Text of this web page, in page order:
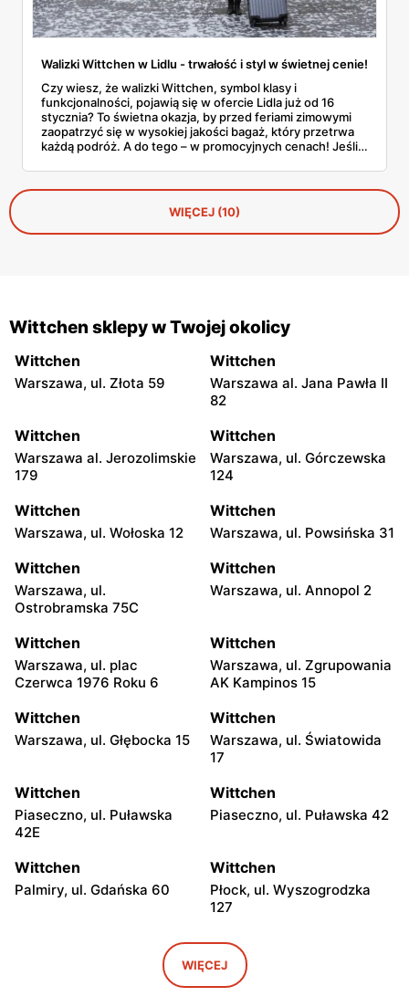
Walizki Wittchen w Lidlu - trwałość i styl w świetnej cenie!
Czy wiesz, że walizki Wittchen, symbol klasy i
funkcjonalności, pojawią się w ofercie Lidla już od 16
stycznia? To świetna okazja, by przed feriami zimowymi
zaopatrzyć się w wysokiej jakości bagaż, który przetrwa
każdą podróż. A do tego – w promocyjnych cenach! Jeśli
koniecznie sprawdź szczegóły tej promocji.
WIĘCEJ (10)
Wittchen sklepy w Twojej okolicy
Wittchen
Warszawa, ul. Złota 59
Wittchen
Warszawa al. Jana Pawła II
82
Wittchen
Warszawa al. Jerozolimskie
179
Wittchen
Warszawa, ul. Górczewska
124
Wittchen
Warszawa, ul. Wołoska 12
Wittchen
Warszawa, ul. Powsińska 31
Wittchen
Warszawa, ul.
Ostrobramska 75C
Wittchen
Warszawa, ul. Annopol 2
Wittchen
Warszawa, ul. plac
Czerwca 1976 Roku 6
Wittchen
Warszawa, ul. Zgrupowania
AK Kampinos 15
Wittchen
Warszawa, ul. Głębocka 15
Wittchen
Warszawa, ul. Światowida
17
Wittchen
Piaseczno, ul. Puławska
42E
Wittchen
Piaseczno, ul. Puławska 42
Wittchen
Palmiry, ul. Gdańska 60
Wittchen
Płock, ul. Wyszogrodzka
127
Wittchen
Radom al. Józefa
Grzecznarowskiego 28
WIĘCEJ